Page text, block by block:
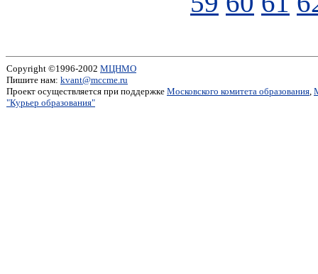
Copyright ©1996-2002 МЦНМО
Пишите нам: kvant@mccme.ru
Проект осуществляется при поддержке Московского комитета образования,
"Курьер образования"